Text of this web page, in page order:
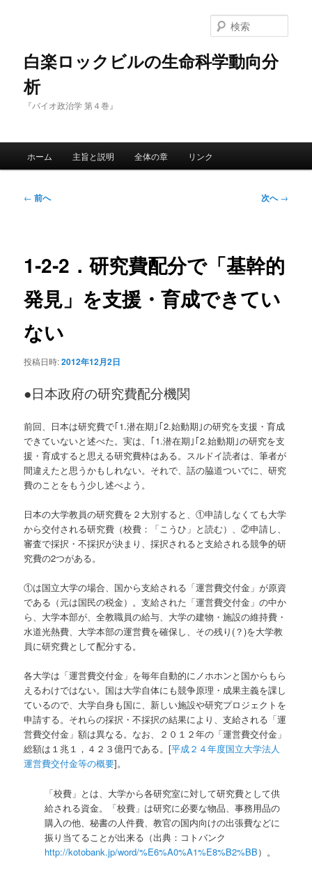
移
白楽ロックビルの生命科学動向分
析
『バイオ政治学 第４巻』
索
ホーム 主旨と説明 全体の章 リンク
投
ョ
ン
← 前へ 次へ→
1‐2‐2．研究費配分で「基幹的
発見」を支援・育成できてい
ない
投稿日時:2012年12月2日
●日本政府の研究費配分機関
前回、日本は研究費で｢1.潜在期｣｢2.始動期｣の研究を支援・育成
できていないと述べた。実は、｢1.潜在期｣｢2.始動期｣の研究を支
援・育成すると思える研究費枠はある。スルドイ読者は、筆者が
間違えたと思うかもしれない。それで、話の脇道ついでに、研究
費のことをもう少し述べよう。
日本の大学教員の研究費を２大別すると、①申請しなくても大学
から交付される研究費（校費：「こうひ」と読む）、②申請し、
審査で採択・不採択が決まり、採択されると支給される競争的研
究費の2つがある。
①は国立大学の場合、国から支給される「運営費交付金」が原資
である（元は国民の税金）。支給された「運営費交付金」の中か
ら、大学本部が、全教職員の給与、大学の建物・施設の維持費・
水道光熱費、大学本部の運営費を確保し、その残り(？)を大学教
員に研究費として配分する。
各大学は「運営費交付金」を毎年自動的にノホホンと国からもら
えるわけではない。国は大学自体にも競争原理・成果主義を課し
ているので、大学自身も国に、新しい施設や研究プロジェクトを
申請する。それらの採択・不採択の結果により、支給される「運
営費交付金」額は異なる。なお、２０１２年の「運営費交付金」
総額は１兆１，４２３億円である。[平成２４年度国立大学法人
運営費交付金等の概要]。
「校費」とは、大学から各研究室に対して研究費として供
給される資金。「校費」は研究に必要な物品、事務用品の
購入の他、秘書の人件費、教官の国内向けの出張費などに
振り当てることが出来る（出典：コトバンク
http://kotobank.jp/word/%E6%A0%A1%E8%B2%BB）。